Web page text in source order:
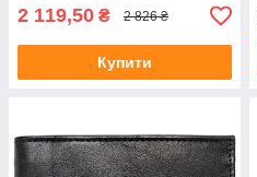
2 119,50 ₴ 2 826 ₴
Купити